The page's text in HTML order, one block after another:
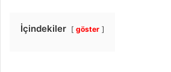
İçindekiler göster